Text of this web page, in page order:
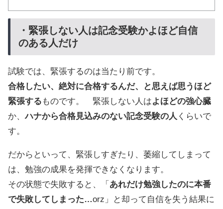
・緊張しない人は記念受験かよほど自信
のある人だけ
試験では、緊張するのは当たり前です。
合格したい、絶対に合格するんだ、と思えば思うほど
緊張する ものです。 緊張しない人はよほどの強心臓
か、ハナから合格見込みのない記念受験の人 くらいで
す。
だからといって、緊張しすぎたり、萎縮してしまって
は、勉強の成果を発揮できなくなります。
その状態で失敗すると、「 あれだけ勉強したのに本番
で失敗してしまった…orz」と却って自信を失う結果に